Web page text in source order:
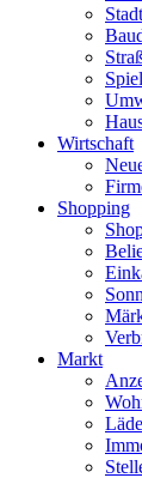
Wirtschaft
Shopping
Markt